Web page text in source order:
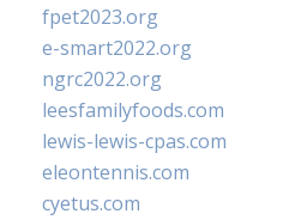
fpet2023.org
e-smart2022.org
ngrc2022.org
leesfamilyfoods.com
lewis-lewis-cpas.com
eleontennis.com
cyetus.com